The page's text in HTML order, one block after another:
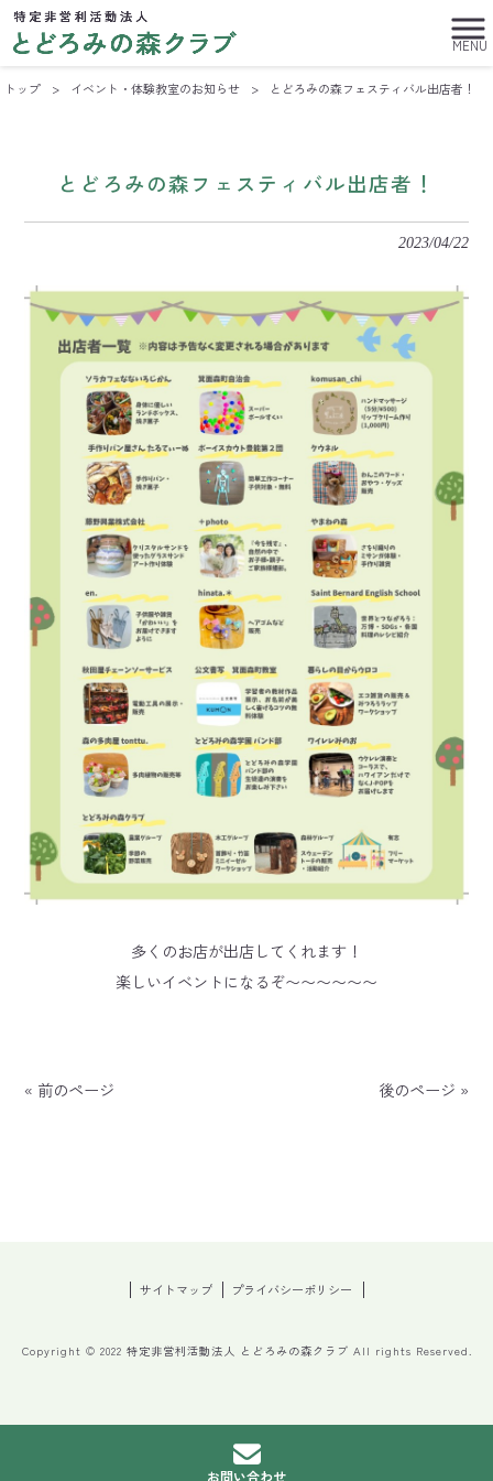
MENU
トップ > イベント・体験教室のお知らせ > とどろみの森フェスティバル出店者！
とどろみの森フェスティバル出店者！
2023/04/22
多くのお店が出店してくれます！
楽しいイベントになるぞ〜〜〜〜〜〜
« 前のページ 後のページ »
サイトマップ プライバシーポリシー
Copyright © 2022 特定非営利活動法人 とどろみの森クラブ All rights Reserved.
お問い合わせ